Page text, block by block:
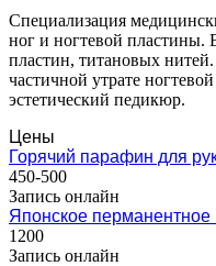
Специализация
ног и ногтевой пластины.
пластин, титановых
частичной утрате
эстетический педикюр.
Цены
Горячий парафин для
450-500
Запись онлайн
Японское перманентное
1200
Запись онлайн